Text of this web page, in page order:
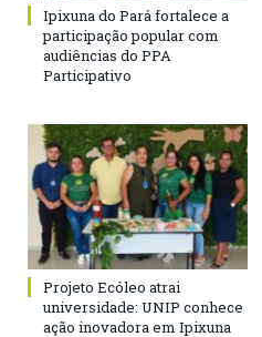
Ipixuna do Pará fortalece a
participação popular com
audiências do PPA
Participativo
Projeto Ecóleo atrai
universidade: UNIP conhece
ação inovadora em Ipixuna